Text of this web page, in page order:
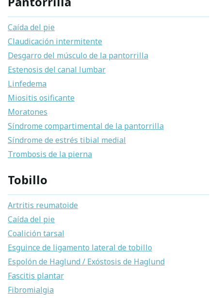
Caída del pie
Claudicación intermitente
Desgarro del músculo de la pantorrilla
Estenosis del canal lumbar
Linfedema
Miositis osificante
Moratones
Síndrome compartimental de la pantorrilla
Síndrome de estrés tibial medial
Trombosis de la pierna
Tobillo
Artritis reumatoide
Caída del pie
Coalición tarsal
Esguince de ligamento lateral de tobillo
Espolón de Haglund / Exóstosis de Haglund
Fascitis plantar
Fibromialgia